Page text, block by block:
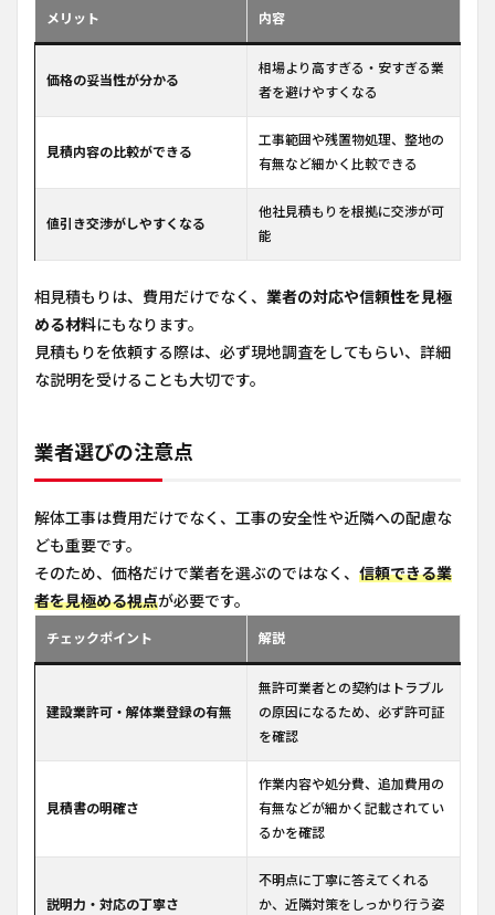
メリット 内容
価格の妥当性が分かる
相場より高すぎる・安すぎる業
者を避けやすくなる
見積内容の比較ができる
工事範囲や残置物処理、整地の
有無など細かく比較できる
値引き交渉がしやすくなる
他社見積もりを根拠に交渉が可
能
相見積もりは、費用だけでなく、 業者の対応や信頼性を見極
める材料にもなります。
見積もりを依頼する際は、必ず現地調査をしてもらい、詳細
な説明を受けることも大切です。
業者選びの注意点
解体工事は費用だけでなく、工事の安全性や近隣への配慮な
ども重要です。
そのため、価格だけで業者を選ぶのではなく、 信頼できる業
者を見極める視点が必要です。
チェックポイント 解説
建設業許可・解体業登録の有無
無許可業者との契約はトラブル
の原因になるため、必ず許可証
を確認
見積書の明確さ
作業内容や処分費、追加費用の
有無などが細かく記載されてい
るかを確認
説明力・対応の丁寧さ
不明点に丁寧に答えてくれる
か、近隣対策をしっかり行う姿